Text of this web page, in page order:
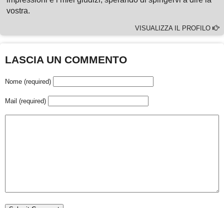
vostra.
VISUALIZZA IL PROFILO
LASCIA UN COMMENTO
Nome (required)
Mail (required)